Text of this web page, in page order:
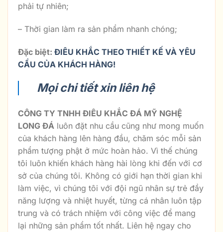
phải tự nhiên;
– Thời gian làm ra sản phẩm nhanh chóng;
Đặc biệt: ĐIÊU KHẮC THEO THIẾT KẾ VÀ YÊU
CẦU CỦA KHÁCH HÀNG!
Mọi chi tiết xin liên hệ
CÔNG TY TNHH ĐIÊU KHẮC ĐÁ MỸ NGHỆ
LONG ĐÁ luôn đặt nhu cầu cũng như mong muốn
của khách hàng lên hàng đầu, chăm sóc mỗi sản
phẩm tượng phật ở mức hoàn hảo. Vì thế chúng
tôi luôn khiến khách hàng hài lòng khi đến với cơ
sở của chúng tôi. Không có giới hạn thời gian khi
làm việc, vì chúng tôi với đội ngũ nhân sự trẻ đầy
năng lượng và nhiệt huyết, từng cá nhân luôn tập
trung và có trách nhiệm với công việc để mang
lại những sản phẩm tốt nhất. Liên hệ ngay cho